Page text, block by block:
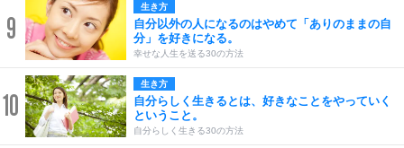
9
生き方
自分以外の人になるのはやめて「ありのままの自
分」を好きになる。
幸せな人生を送る30の方法
10
生き方
自分らしく生きるとは、好きなことをやっていく
ということ。
自分らしく生きる30の方法